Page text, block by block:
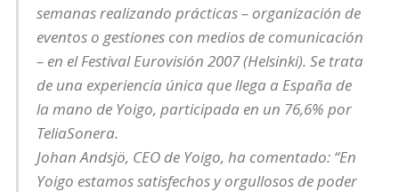
semanas realizando prácticas – organización de
eventos o gestiones con medios de comunicación
– en el Festival Eurovisión 2007 (Helsinki). Se trata
de una experiencia única que llega a España de
la mano de Yoigo, participada en un 76,6% por
TeliaSonera.
Johan Andsjö, CEO de Yoigo, ha comentado: “En
Yoigo estamos satisfechos y orgullosos de poder